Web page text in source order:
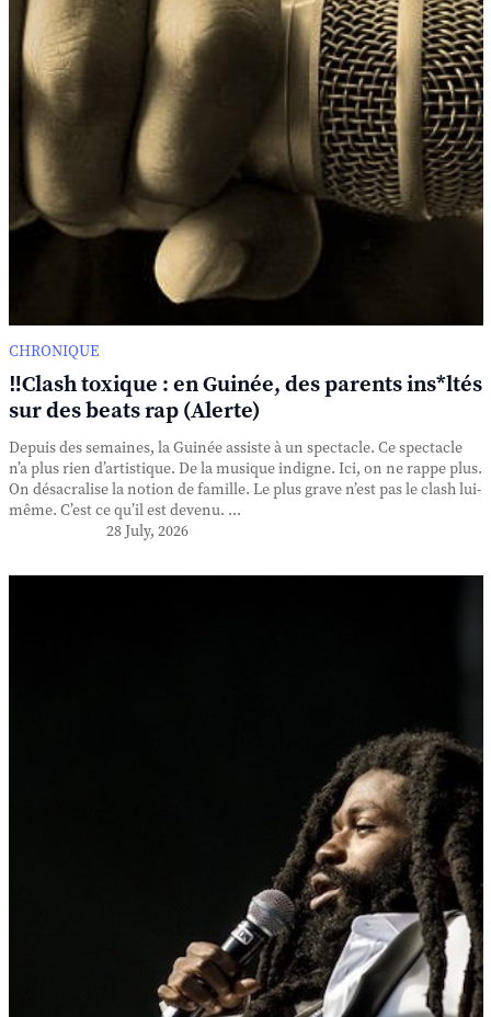
CHRONIQUE
‼️Clash toxique : en Guinée, des parents ins*ltés
sur des beats rap (Alerte)
Depuis des semaines, la Guinée assiste à un spectacle. Ce spectacle
n’a plus rien d’artistique. De la musique indigne. Ici, on ne rappe plus.
On désacralise la notion de famille. Le plus grave n’est pas le clash lui-
même. C’est ce qu’il est devenu. ...
28 July, 2026